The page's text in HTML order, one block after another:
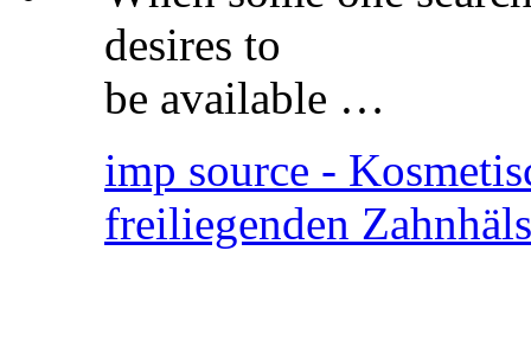
desires to
be available …
imp source -
freiliegenden